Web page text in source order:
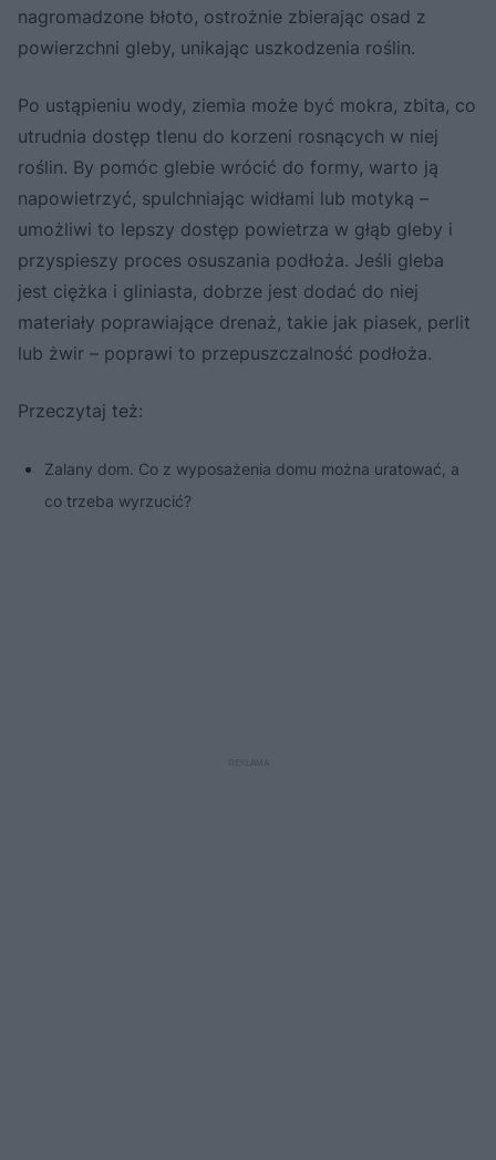
nagromadzone błoto, ostrożnie zbierając osad z
powierzchni gleby, unikając uszkodzenia roślin.
Po ustąpieniu wody, ziemia może być mokra, zbita, co
utrudnia dostęp tlenu do korzeni rosnących w niej
roślin. By pomóc glebie wrócić do formy, warto ją
napowietrzyć, spulchniając widłami lub motyką –
umożliwi to lepszy dostęp powietrza w głąb gleby i
przyspieszy proces osuszania podłoża. Jeśli gleba
jest ciężka i gliniasta, dobrze jest dodać do niej
materiały poprawiające drenaż, takie jak piasek, perlit
lub żwir – poprawi to przepuszczalność podłoża.
Przeczytaj też:
Zalany dom. Co z wyposażenia domu można uratować, a
co trzeba wyrzucić?